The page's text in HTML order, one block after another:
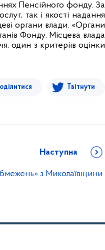
Пенсійного фонду. За
так і якості надання
органи влади. «Органи
Фонду. Місцева влада
один з критеріїв оцінки
Твітнути
Наступна
з Миколаївщини